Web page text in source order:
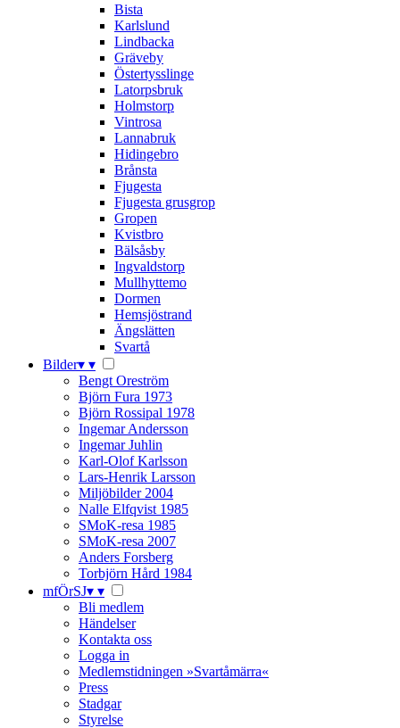
Bista
Karlslund
Lindbacka
Gräveby
Östertysslinge
Latorpsbruk
Holmstorp
Vintrosa
Lannabruk
Hidingebro
Brånsta
Fjugesta
Fjugesta grusgrop
Gropen
Kvistbro
Bälsåsby
Ingvaldstorp
Mullhyttemo
Dormen
Hemsjöstrand
Ängslätten
Svartå
Bilder▾ ▾
Bengt Oreström
Björn Fura 1973
Björn Rossipal 1978
Ingemar Andersson
Ingemar Juhlin
Karl-Olof Karlsson
Lars-Henrik Larsson
Miljöbilder 2004
Nalle Elfqvist 1985
SMoK-resa 1985
SMoK-resa 2007
Anders Forsberg
Torbjörn Hård 1984
mfÖrSJ▾ ▾
Bli medlem
Händelser
Kontakta oss
Logga in
Medlemstidningen »Svartåmärra«
Press
Stadgar
Styrelse